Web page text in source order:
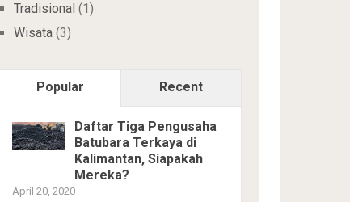
Tradisional (1)
Wisata (3)
Popular Recent
Daftar Tiga Pengusaha
Batubara Terkaya di
Kalimantan, Siapakah
Mereka?
April 20, 2020